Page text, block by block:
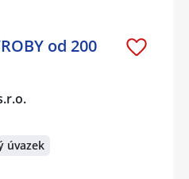
od 200
úvazek